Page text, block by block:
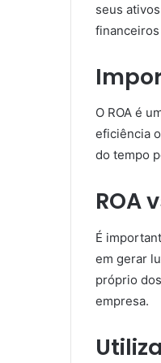
seus
financeiros
O ROA é
eficiência
do tempo
ROA
É
em gerar
próprio
empresa.